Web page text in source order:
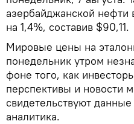
азербайджанской нефти
на 1,4%, составив $90,11.
Мировые цены на
понедельник утром
фоне того, как
перспективы и новости
свидетельствуют
аналитика.